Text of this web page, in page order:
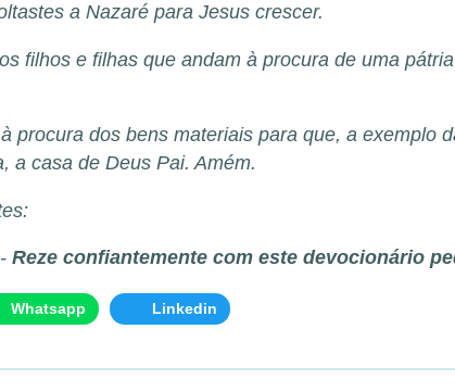
a Nazaré para Jesus crescer.
filhos e filhas que andam à procura de uma
procura dos bens materiais para que, a exemplo
a casa de Deus Pai. Amém.
- Reze confiantemente com este devocionário
Whatsapp Linkedin